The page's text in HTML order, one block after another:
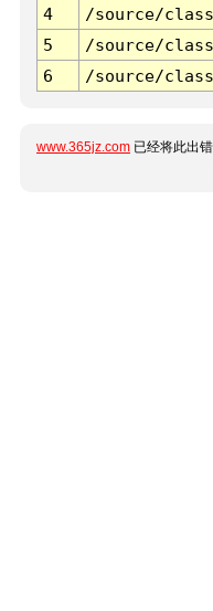
4
/source/
5
/source/
6
/source/
www.365jz.com 已经将此出